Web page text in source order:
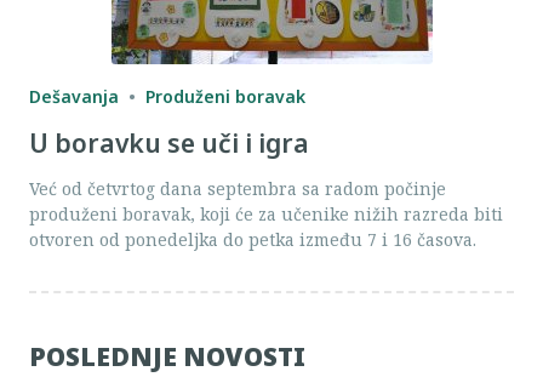
Dešavanja Produženi boravak
U boravku se uči i igra
Već od četvrtog dana septembra sa radom počinje
produženi boravak, koji će za učenike nižih razreda biti
otvoren od ponedeljka do petka između 7 i 16 časova.
POSLEDNJE NOVOSTI